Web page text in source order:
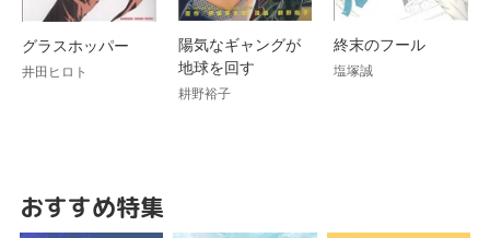
グラスホッパー
井田ヒロト
陽気なギャングが
地球を回す
耕野裕子
終末のフール
塩塚誠
おすすめ特集